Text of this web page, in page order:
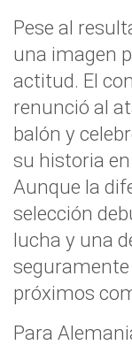
Pese al
una imagen
actitud. El
renunció al
balón y
su historia
Aunque la
selección
lucha y una
próximos
Para